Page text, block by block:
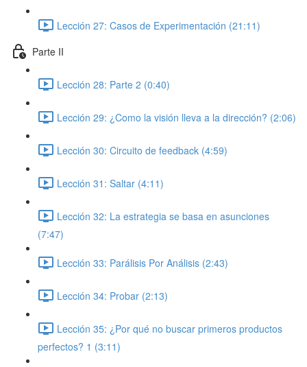
Lección 27: Casos de Experimentación (21:11)
Parte II
Lección 28: Parte 2 (0:40)
Lección 29: ¿Como la visión lleva a la dirección? (2:06)
Lección 30: Circuito de feedback (4:59)
Lección 31: Saltar (4:11)
Lección 32: La estrategia se basa en asunciones
(7:47)
Lección 33: Parálisis Por Análisis (2:43)
Lección 34: Probar (2:13)
Lección 35: ¿Por qué no buscar primeros productos
perfectos? 1 (3:11)